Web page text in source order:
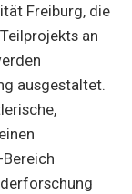
Freiburg, die
an
ausgestaltet.